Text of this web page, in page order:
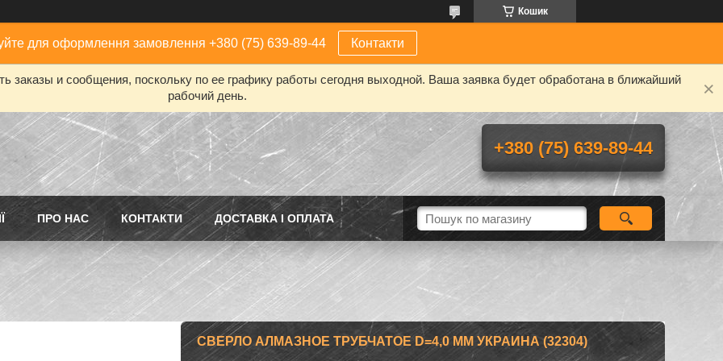
Кошик
для оформлення замовлення +380 (75) 639-89-44 Контакти
заказы и сообщения, поскольку по ее графику работы сегодня выходной. Ваша заявка будет обработана в ближайший
рабочий день.
+380 (75) 639-89-44
ПРО НАС КОНТАКТИ ДОСТАВКА І ОПЛАТА
СВЕРЛО АЛМАЗНОЕ ТРУБЧАТОЕ D=4,0 MM УКРАИНА (32304)